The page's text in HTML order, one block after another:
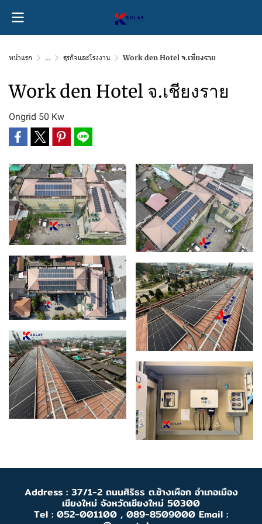
หน้าแรก ... ธุรกิจและโรงงาน Work den Hotel จ.เชียงราย
Work den Hotel จ.เชียงราย
Ongrid 50 Kw
Address : 37/1-2 ถนนศิริธร ต.ช้างเผือก อำเภอเมือง
เชียงใหม่ จังหวัดเชียงใหม่ 50300
Tel : 052-001100 , 089-8509000 Email :